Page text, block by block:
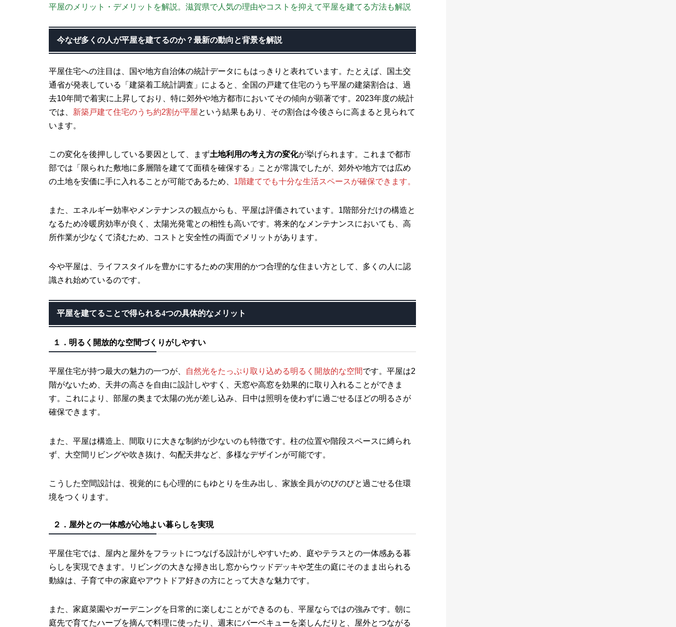
平屋のメリット・デメリットを解説。滋賀県で人気の理由やコストを抑えて平屋を建てる方法も解説
今なぜ多くの人が平屋を建てるのか？最新の動向と背景を解説
平屋住宅への注目は、国や地方自治体の統計データにもはっきりと表れています。たとえば、国土交
通省が発表している「建築着工統計調査」によると、全国の戸建て住宅のうち平屋の建築割合は、過
去10年間で着実に上昇しており、特に郊外や地方都市においてその傾向が顕著です。2023年度の統計
では、 新築戸建て住宅のうち約2割が平屋という結果もあり、その割合は今後さらに高まると見られて
います。
この変化を後押ししている要因として、まず土地利用の考え方の変化が挙げられます。これまで都市
部では「限られた敷地に多層階を建てて面積を確保する」ことが常識でしたが、郊外や地方では広め
の土地を安価に手に入れることが可能であるため、 1階建てでも十分な生活スペースが確保できます。
また、エネルギー効率やメンテナンスの観点からも、平屋は評価されています。1階部分だけの構造と
なるため冷暖房効率が良く、太陽光発電との相性も高いです。将来的なメンテナンスにおいても、高
所作業が少なくて済むため、コストと安全性の両面でメリットがあります。
今や平屋は、ライフスタイルを豊かにするための実用的かつ合理的な住まい方として、多くの人に認
識され始めているのです。
平屋を建てることで得られる4つの具体的なメリット
１．明るく開放的な空間づくりがしやすい
平屋住宅が持つ最大の魅力の一つが、 自然光をたっぷり取り込める明るく開放的な空間です。平屋は2
階がないため、天井の高さを自由に設計しやすく、天窓や高窓を効果的に取り入れることができま
す。これにより、部屋の奥まで太陽の光が差し込み、日中は照明を使わずに過ごせるほどの明るさが
確保できます。
また、平屋は構造上、間取りに大きな制約が少ないのも特徴です。柱の位置や階段スペースに縛られ
ず、大空間リビングや吹き抜け、勾配天井など、多様なデザインが可能です。
こうした空間設計は、視覚的にも心理的にもゆとりを生み出し、家族全員がのびのびと過ごせる住環
境をつくります。
２．屋外との一体感が心地よい暮らしを実現
平屋住宅では、屋内と屋外をフラットにつなげる設計がしやすいため、庭やテラスとの一体感ある暮
らしを実現できます。リビングの大きな掃き出し窓からウッドデッキや芝生の庭にそのまま出られる
動線は、子育て中の家庭やアウトドア好きの方にとって大きな魅力です。
また、家庭菜園やガーデニングを日常的に楽しむことができるのも、平屋ならではの強みです。朝に
庭先で育てたハーブを摘んで料理に使ったり、週末にバーベキューを楽しんだりと、屋外とつながる